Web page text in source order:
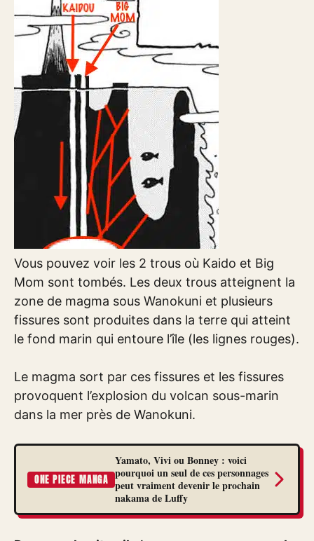
Vous pouvez voir les 2 trous où Kaido et Big
Mom sont tombés. Les deux trous atteignent la
zone de magma sous Wanokuni et plusieurs
fissures sont produites dans la terre qui atteint
le fond marin qui entoure l’île (les lignes rouges).
Le magma sort par ces fissures et les fissures
provoquent l’explosion du volcan sous-marin
dans la mer près de Wanokuni.
ONE PIECE MANGA
Yamato, Vivi ou Bonney : voici
pourquoi un seul de ces personnages
peut vraiment devenir le prochain
nakama de Luffy